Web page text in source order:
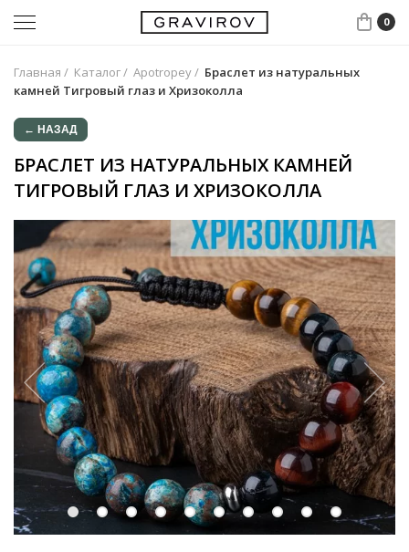
0
Главная / Каталог/ Apotropey/ Браслет из натуральных
камней Тигровый глаз и Хризоколла
← НАЗАД
БРАСЛЕТ ИЗ НАТУРАЛЬНЫХ КАМНЕЙ
ТИГРОВЫЙ ГЛАЗ И ХРИЗОКОЛЛА